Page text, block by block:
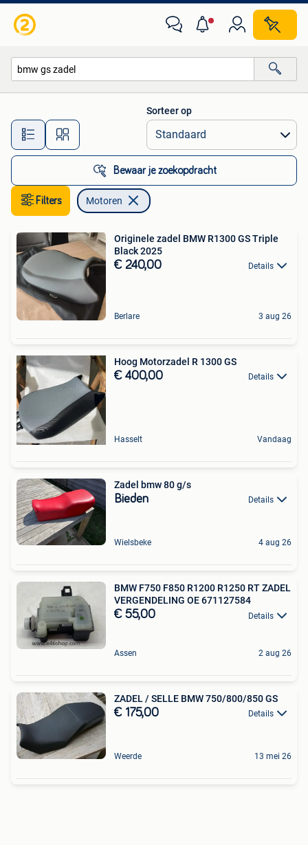
Alle afstanden…
Sorteer op
Bewaar je zoekopdracht
Filters Motoren
Originele zadel BMW R1300 GS Triple
Black 2025
€ 240,00 Details
Berlare 3 aug 26
Hoog Motorzadel R 1300 GS
€ 400,00 Details
Hasselt Vandaag
Zadel bmw 80 g/s
Bieden Details
Wielsbeke 4 aug 26
BMW F750 F850 R1200 R1250 RT ZADEL
VERGENDELING OE 671127584
€ 55,00 Details
Assen 2 aug 26
ZADEL / SELLE BMW 750/800/850 GS
€ 175,00 Details
Weerde 13 mei 26